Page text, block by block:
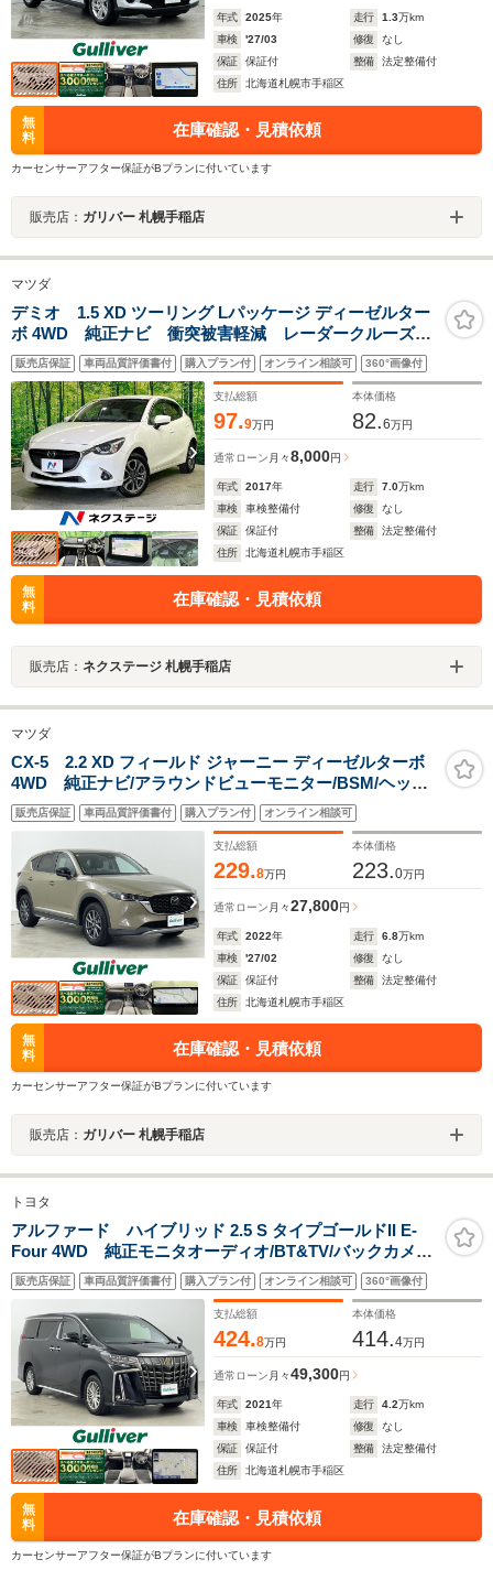
年式 2025年 走行 1.3万km
車検
'27/03 修復
なし
保証
保証付 整備
法定整備付
住所
北海道札幌市手稲区
無
料
在庫確認・見積依頼
カーセンサーアフター保証がBプランに付いています
販売店： ガリバー 札幌手稲店
マツダ
デミオ 1.5 XD ツーリング Lパッケージ ディーゼルター
ボ 4WD 純正ナビ 衝突被害軽減 レーダークルーズ
コーナーセンサー レーンアシスト ハーフレザーシー
ト スマートキー LEDヘッド オートハイビーム オ
ートライト
販売店保証 車両品質評価書付 購入プラン付 オンライン相談可 360°画像付
支払総額
97.9万円
本体価格
82.6万円
通常ローン 月々8,000円
年式 2017年 走行 7.0万km
車検
車検整備付 修復
なし
保証
保証付 整備
法定整備付
住所
北海道札幌市手稲区
無
料
在庫確認・見積依頼
販売店： ネクステージ 札幌手稲店
マツダ
CX-5 2.2 XD フィールド ジャーニー ディーゼルターボ
4WD 純正ナビ/アラウンドビューモニター/BSM/ヘッド
アップディスプレイ/パワーバックドア/ハーフレザーシー
ト/追従クルーズコントロール/ステアリングヒーター/シー
トヒーター/パワーシート/社外ETC
販売店保証 車両品質評価書付 購入プラン付 オンライン相談可
支払総額
229.8万円
本体価格
223.0万円
通常ローン 月々27,800円
年式 2022年 走行 6.8万km
車検
'27/02 修復
なし
保証
保証付 整備
法定整備付
住所
北海道札幌市手稲区
無
料
在庫確認・見積依頼
カーセンサーアフター保証がBプランに付いています
販売店： ガリバー 札幌手稲店
トヨタ
アルファード ハイブリッド 2.5 S タイプゴールドII E-
Four 4WD 純正モニタオーディオ/BT&TV/バックカメラ/
純正フリップダウンモニター/ オートクルーズ/両側パワ
スラ/電動リアゲート/ETC/トヨタセーフティセンス/3眼
LEDヘッドライト/スマートキー
販売店保証 車両品質評価書付 購入プラン付 オンライン相談可 360°画像付
支払総額
424.8万円
本体価格
414.4万円
通常ローン 月々49,300円
年式 2021年 走行 4.2万km
車検
車検整備付 修復
なし
保証
保証付 整備
法定整備付
住所
北海道札幌市手稲区
無
料
在庫確認・見積依頼
カーセンサーアフター保証がBプランに付いています